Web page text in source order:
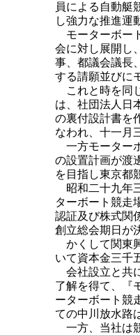
員による自動艇
し強力な推進運
モーターボー
会に対し展開し
事、都議会議長
する請願並びに
これと時を同
は、社団法人日
の裏付設計書を
なわれ、十一月
一方モーター
の設置計画が渡
を目指し東京都
昭和二十九年
ターボート競走
認証及び株式関
創立総会期日が
かくして関東
いて資本金三千
会社設立と共
了解を得て、『
ーターボート競
ての中川放水路
一方、当社は